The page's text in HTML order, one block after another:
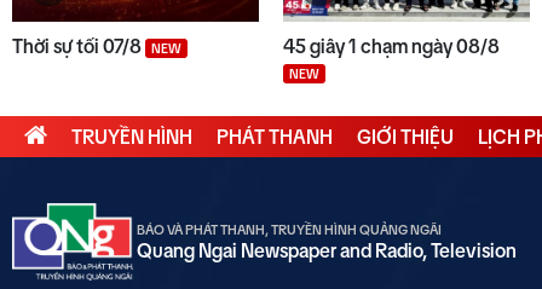
Thời sự tối 07/8 NEW 45 giây 1 chạm ngày 08/8
NEW
TRUYỀN HÌNH PHÁT THANH GIỚI THIỆU LỊCH
BÁO VÀ PHÁT THANH, TRUYỀN HÌNH QUẢNG NGÃI
Quang Ngai Newspaper and Radio, Television